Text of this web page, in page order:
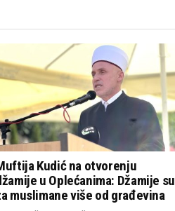
Kudić na otvorenju
u Oplećanima: Džamije su
muslimane više od građevina